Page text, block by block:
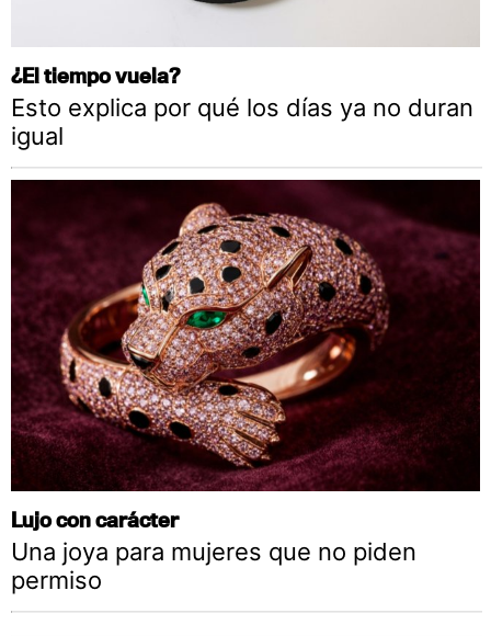
¿El tiempo vuela?
Esto explica por qué los días ya no duran
igual
Lujo con carácter
Una joya para mujeres que no piden
permiso